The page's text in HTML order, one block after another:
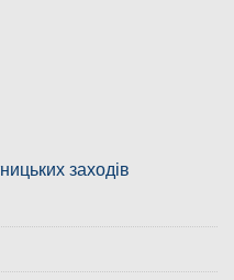
заходів